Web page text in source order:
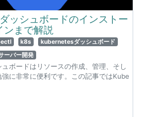
ッシュボードのインストー
ンまで解説
k8s
kubernetesダッシュボード
ーバー開発
ボードはリソースの作成、管理、そし
に非常に便利です。この記事ではKube